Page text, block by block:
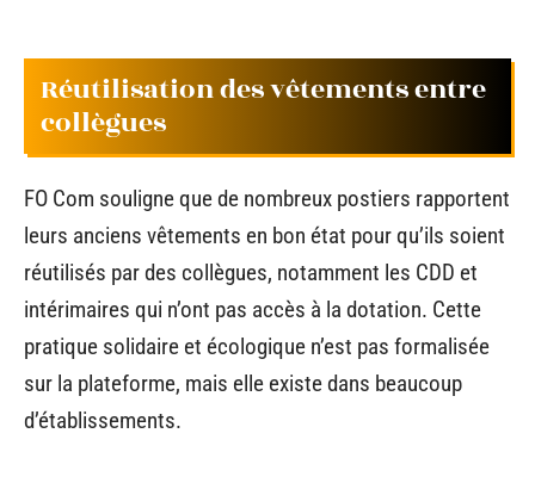
Réutilisation des vêtements entre
collègues
FO Com souligne que de nombreux postiers rapportent
leurs anciens vêtements en bon état pour qu’ils soient
réutilisés par des collègues, notamment les CDD et
intérimaires qui n’ont pas accès à la dotation. Cette
pratique solidaire et écologique n’est pas formalisée
sur la plateforme, mais elle existe dans beaucoup
d’établissements.